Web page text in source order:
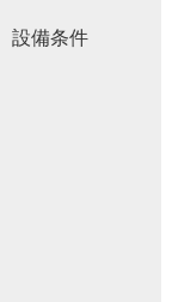
設備条件